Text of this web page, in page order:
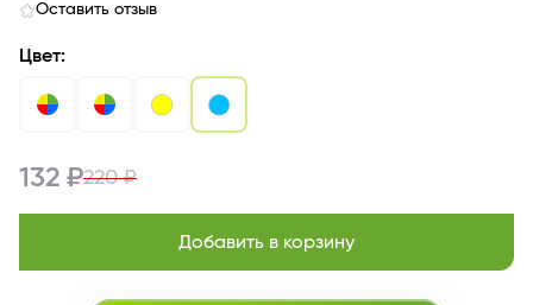
Оставить отзыв
Цвет:
132 ₽220 ₽
Добавить в корзину